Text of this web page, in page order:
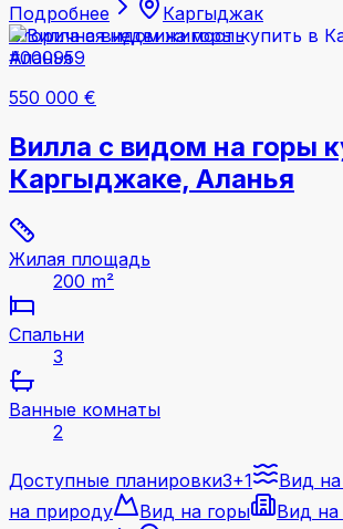
Подробнее
Каргыджак
Вторичная недвижимость
#000959
550 000 €
Вилла с видом на горы
Каргыджаке, Аланья
Жилая площадь
200 m²
Спальни
3
Ванные комнаты
2
Доступные планировки3+1 Вид
на природу
Вид на горы
Вид на